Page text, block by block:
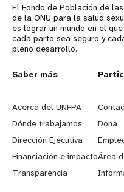
El Fondo de Población de
de la ONU para la salud
es lograr un mundo en el
cada parto sea seguro y
pleno desarrollo.
L
e
a
r
n
Saber más
Acerca del UNFPA
Dónde trabajamos
Dirección Ejecutiva
Financiación e impacto
Transparencia
G
o
b
e
y
Dona
Área